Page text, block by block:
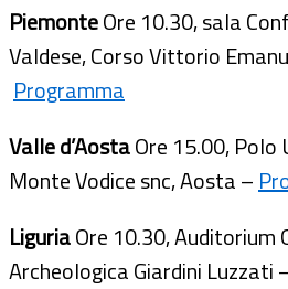
PiemonteOre 10.30, sala
Valdese, Corso Vittorio
Programma
Valle d’AostaOre 15.00, Polo
Monte Vodice snc, Aosta –
LiguriaOre 10.30, Auditorium
Archeologica Giardini Luzzati